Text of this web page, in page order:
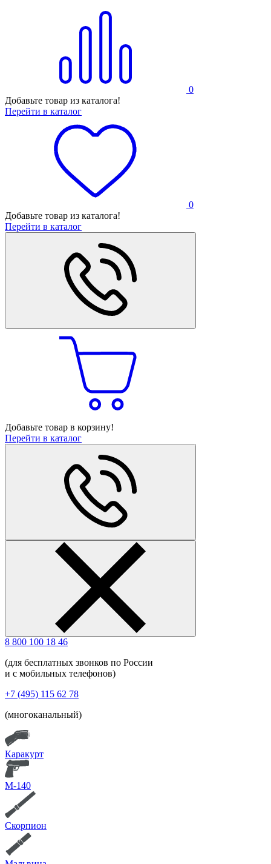
0
Добавьте товар из каталога!
Перейти в каталог
0
Добавьте товар из каталога!
Перейти в каталог
Добавьте товар в корзину!
Перейти в каталог
8 800 100 18 46
(для бесплатных звонков по России
и с мобильных телефонов)
+7 (495) 115 62 78
(многоканальный)
Каракурт
М-140
Скорпион